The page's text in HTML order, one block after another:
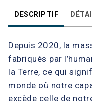
DESCRIPTIF
Depuis 2020, la
fabriqués par
la Terre, ce qui
monde où notre
excède celle de